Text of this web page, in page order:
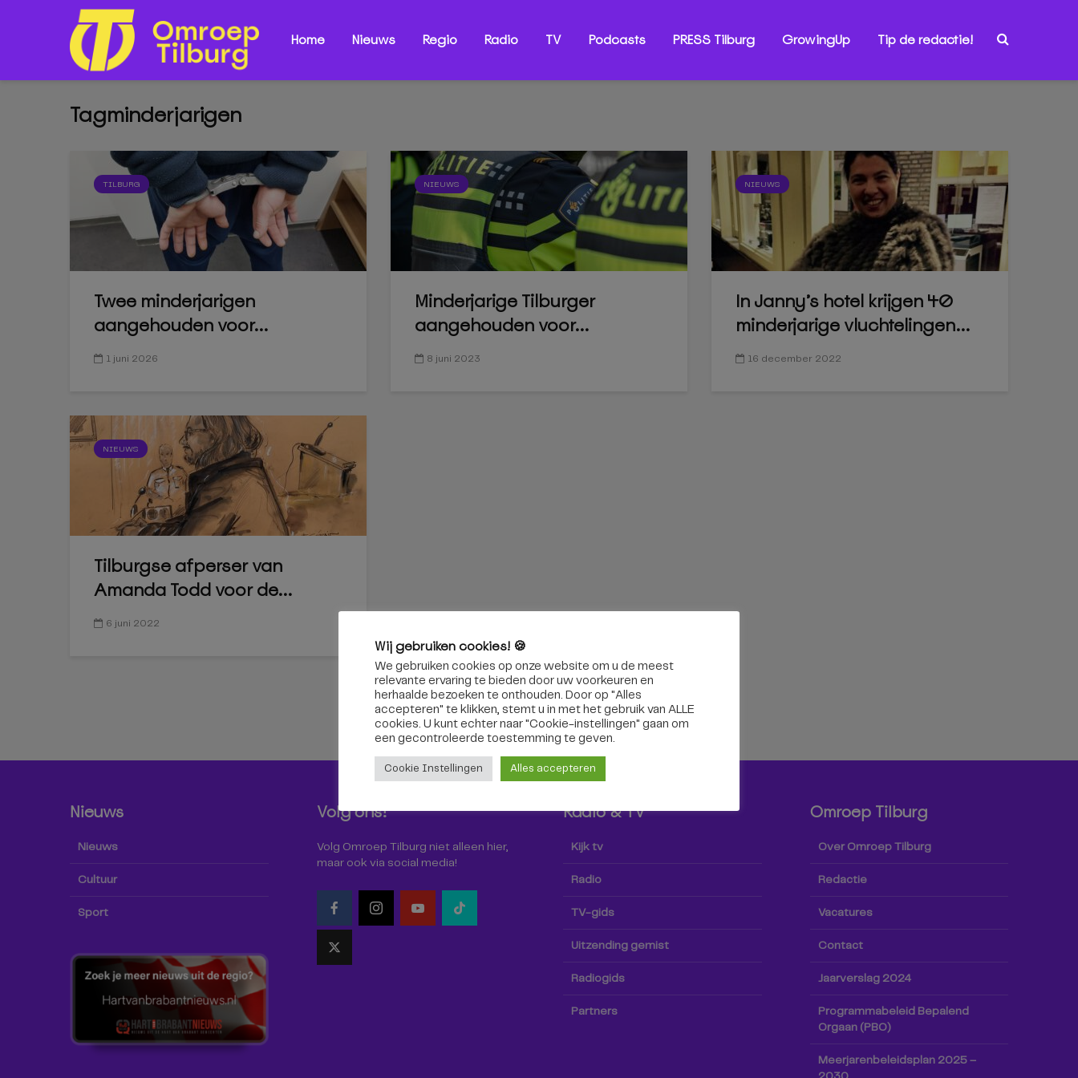
Home Nieuws Regio Radio TV Podcasts PRESS Tilburg GrowingUp Tip de redactie!
Tagminderjarigen
TILBURG
Twee minderjarigen
aangehouden voor...
1 juni 2026
NIEUWS
Minderjarige Tilburger
aangehouden voor...
8 juni 2023
NIEUWS
In Janny’s hotel krijgen 40
minderjarige vluchtelingen...
16 december 2022
NIEUWS
Tilburgse afperser van
Amanda Todd voor de...
6 juni 2022
Nieuws
Nieuws
Cultuur
Sport
Volg ons!
Volg Omroep Tilburg niet alleen hier,
maar ook via social media!
Radio & TV
Kijk tv
Radio
TV-gids
Uitzending gemist
Radiogids
Partners
Omroep Tilburg
Over Omroep Tilburg
Redactie
Vacatures
Contact
Jaarverslag 2024
Programmabeleid Bepalend
Orgaan (PBO)
Meerjarenbeleidsplan 2025 –
Wij gebruiken cookies! 🍪
We gebruiken cookies op onze website om u de meest
relevante ervaring te bieden door uw voorkeuren en
herhaalde bezoeken te onthouden. Door op "Alles
accepteren" te klikken, stemt u in met het gebruik van ALLE
cookies. U kunt echter naar "Cookie-instellingen" gaan om
een ​​gecontroleerde toestemming te geven.
Cookie Instellingen Alles accepteren